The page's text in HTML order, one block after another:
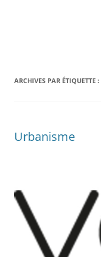
ARCHIVES PAR ÉTIQUETTE :
Urbanisme